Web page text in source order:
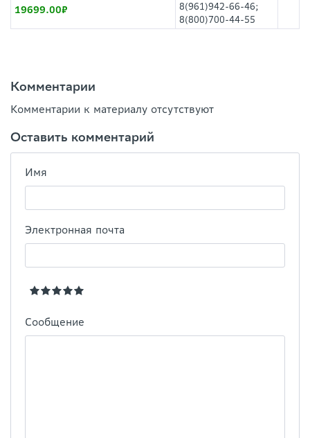
19699.00
8(961)942-66-46;
8(800)700-44-55
Комментарии
Комментарии к материалу отсутствуют
Оставить комментарий
Имя
Электронная почта
Сообщение